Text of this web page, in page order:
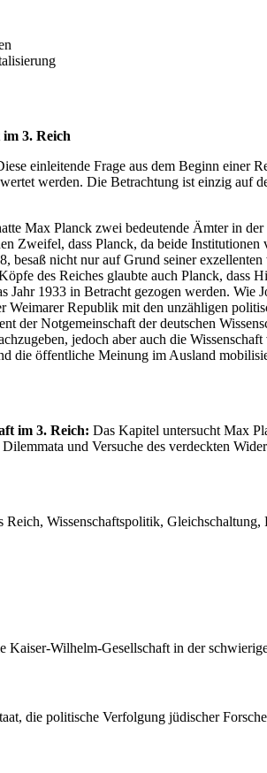
3. Reich
einleitende Frage aus dem Beginn einer
werden. Die Betrachtung ist einzig auf
Max Planck zwei bedeutende Ämter in
Zweifel, dass Planck, da beide
nicht nur auf Grund seiner
des Reiches glaubte auch Planck,
Jahr 1933 in Betracht gezogen werden.
Weimarer Republik mit den unzähligen
der Notgemeinschaft der deutschen
jedoch aber auch die
die öffentliche Meinung im Ausland
im 3. Reich: Das Kapitel untersucht Max
und Versuche des verdeckten
Wissenschaftspolitik,
Wilhelm-Gesellschaft in der
die politische Verfolgung jüdischer